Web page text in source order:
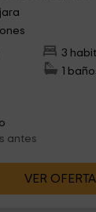
3
1
antes
VER OFERTA